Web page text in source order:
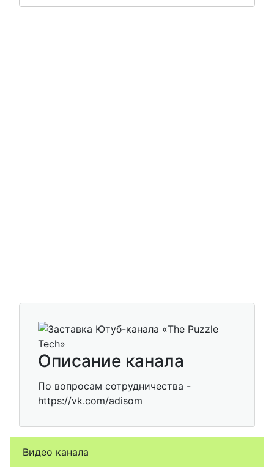
Описание канала
По вопросам сотрудничества -
https://vk.com/adisom
Видео канала